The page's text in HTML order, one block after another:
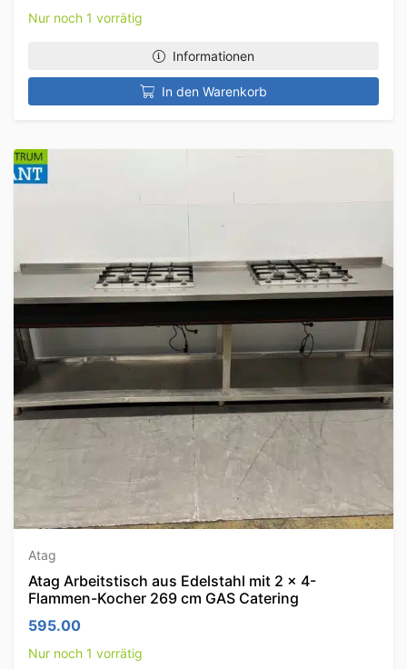
Nur noch 1 vorrätig
Informationen
In den Warenkorb
Atag
Atag Arbeitstisch aus Edelstahl mit 2 x 4-
Flammen-Kocher 269 cm GAS Catering
595.00
Nur noch 1 vorrätig